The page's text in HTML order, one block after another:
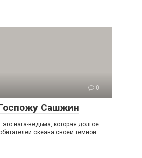
0
Сашжин
нага-ведьма, которая долгое
океана своей темной